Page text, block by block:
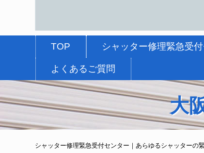
TOP シャッター修理緊急受
よくあるご質問
大
シャッター修理緊急受付センター｜あらゆるシャッターの